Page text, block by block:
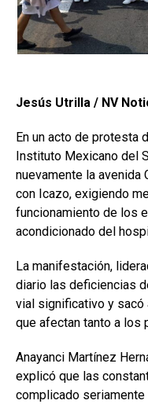
Jesús Utrilla / NV
En un acto de protesta
Instituto Mexicano del
nuevamente la avenida
con Icazo, exigiendo
funcionamiento de los
acondicionado del
La manifestación,
diario las deficiencias
vial significativo y sacó
que afectan tanto a los
Anayanci Martínez
explicó que las
complicado